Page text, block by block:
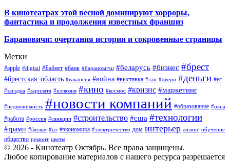
В кинотеатрах этой весной доминируют хорроры,
фантастика и продолжения известных франшиз
Барановичи: очертания истории и сокровенные страницы
Метки
#apple #digital #Байнет #банк #барановичи #беларусь #бизнес #брест
#брестская_область #вакансия #война #выставка #гаи #двери #деньги #ес
#загадка #зарплата #иллюзия #кино #космос #кризис #маркетинг
#недвижимость #новости компаний #образование #окна
#работа #россия #санкции #строительство #сша #технологии
#трамп #фильм #цт #экономика #электричество дом интерьер лизинг обучение
общество ремонт цветы
© 2026 - Кинотеатр Октябрь. Все права защищены.
Любое копирование материалов с нашего ресурса разрешается